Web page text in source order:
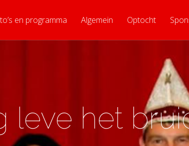
en programma Algemein Optocht
leve het